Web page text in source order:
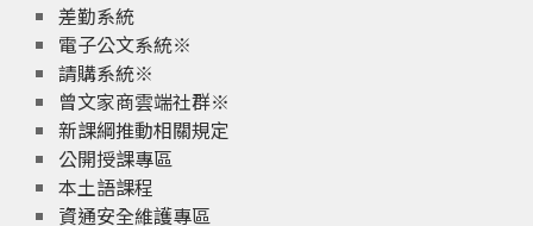
差勤系統
電子公文系統※
請購系統※
曾文家商雲端社群※
新課綱推動相關規定
公開授課專區
本土語課程
資通安全維護專區